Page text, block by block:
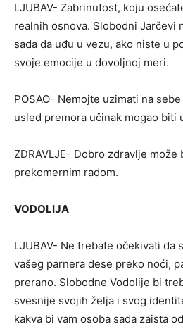
LJUBAV- Zabrinutost, koju
realnih osnova. Slobodni Jarčevi
sada da uđu u vezu, ako niste u
svoje emocije u dovoljnoj meri.
POSAO- Nemojte uzimati na
usled premora učinak mogao biti
ZDRAVLJE- Dobro zdravlje može
prekomernim radom.
VODOLIJA
LJUBAV- Ne trebate očekivati da
vašeg parnera dese preko noći,
prerano. Slobodne Vodolije bi
svesnije svojih želja i svog
kakva bi vam osoba sada zaista